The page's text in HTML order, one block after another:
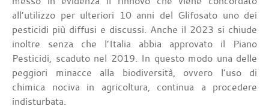
all’utilizzo per ulteriori 10 anni del Glifosato uno dei
pesticidi più diffusi e discussi. Anche il 2023 si chiude
inoltre senza che l’Italia abbia approvato il Piano
Pesticidi, scaduto nel 2019. In questo modo una delle
peggiori minacce alla biodiversità, ovvero l’uso di
chimica nociva in agricoltura, continua a procedere
indisturbata.